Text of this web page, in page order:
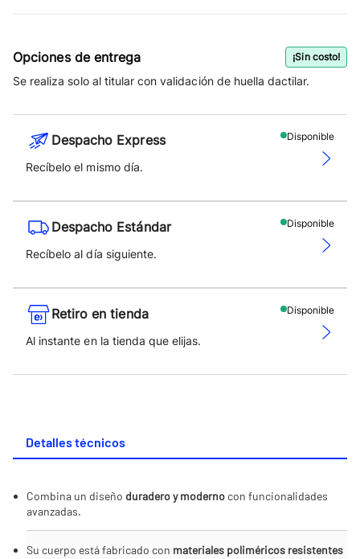
Opciones de entrega ¡Sin costo!
Se realiza solo al titular con validación de huella dactilar.
Disponible
Despacho Express
Recíbelo el mismo día.
Disponible
Despacho Estándar
Recíbelo al día siguiente.
Disponible
Retiro en tienda
Al instante en la tienda que elijas.
Detalles técnicos
Combina un diseño duradero y moderno con funcionalidades
avanzadas.
Su cuerpo está fabricado con materiales poliméricos resistentes